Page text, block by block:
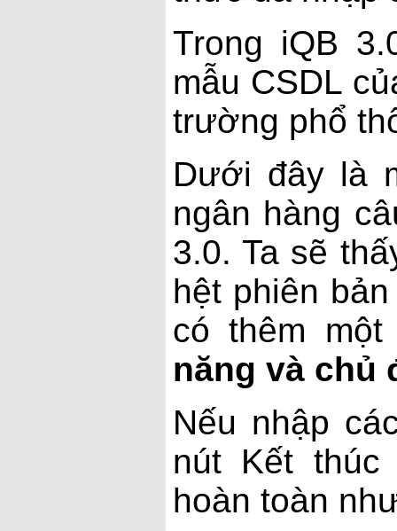
Trong iQB
mẫu CSDL
trường phổ
Dưới đây là
ngân hàng
3.0. Ta sẽ
hệt phiên
có thêm
năng và chủ
Nếu nhập
nút Kết
hoàn toàn